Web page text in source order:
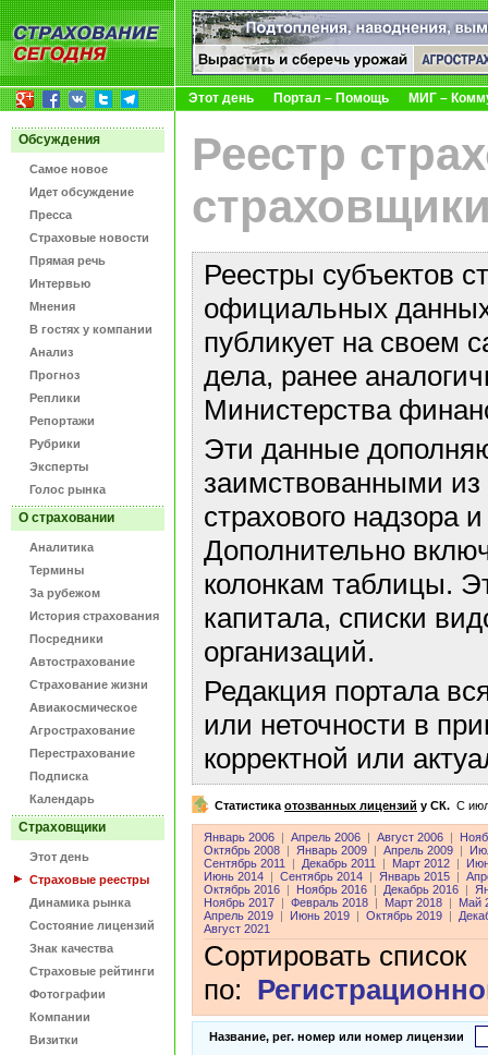
Этот день Портал – Помощь МИГ –
Обсуждения
Самое новое
Идет обсуждение
Пресса
Страховые новости
Прямая речь
Интервью
Мнения
В гостях у компании
Анализ
Прогноз
Реплики
Репортажи
Рубрики
Эксперты
Голос рынка
О страховании
Аналитика
Термины
За рубежом
История страхования
Посредники
Автострахование
Страхование жизни
Авиакосмическое
Агрострахование
Перестрахование
Подписка
Календарь
Страховщики
Этот день
Страховые реестры
Динамика рынка
Состояние лицензий
Знак качества
Страховые рейтинги
Фотографии
Компании
Визитки
Реестр
Реестры субъектов
официальных данных
публикует на своем
дела, ранее
Министерства
Эти данные
заимствованными
страхового надзора
Дополнительно
колонкам таблицы.
капитала, списки
организаций.
Редакция портала
или неточности в
корректной или
Статистика отозванных лицензий у СК. C
Январь 2006 Апрель 2006 Август 2006
Октябрь 2008
Январь 2009 Апрель 2009
Сентябрь 2011
Декабрь 2011 Март 2012
Июнь 2014
Сентябрь 2014 Январь 2015
Октябрь 2016
Ноябрь 2016 Декабрь 2016
Ноябрь 2017
Февраль 2018 Март 2018
Май
Апрель 2019
Июнь 2019 Октябрь 2019
Август 2021
Сортировать список
по:
Название, рег. номер или номер лицензии